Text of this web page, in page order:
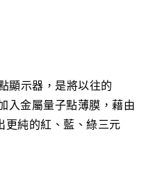
顯示器，是將以往的
入金屬量子點薄膜，藉由
更純的紅、藍、綠三元